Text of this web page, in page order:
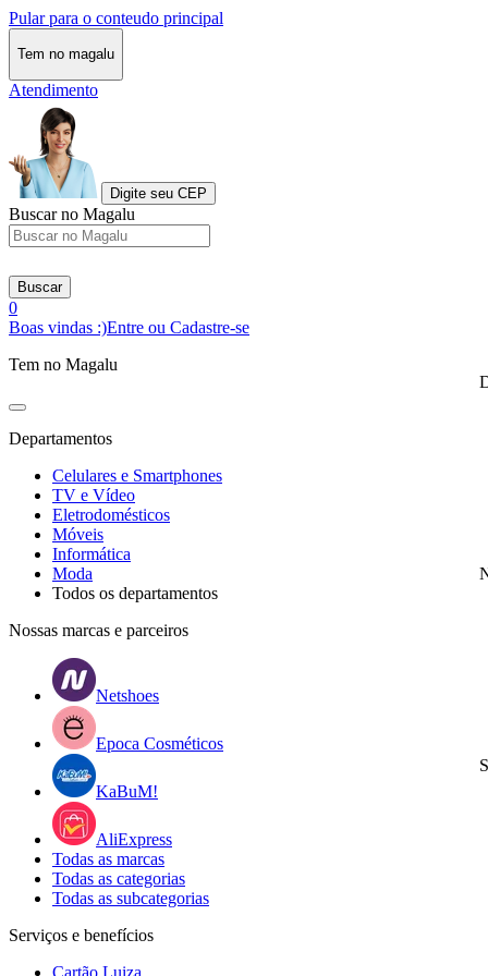
Pular para o conteudo principal
Tem no magalu
Atendimento
Digite seu CEP
Buscar no Magalu
Buscar
0
Boas vindas :)Entre ou Cadastre-se
Tem no Magalu
Departamentos
Celulares e Smartphones
TV e Vídeo
Eletrodomésticos
Móveis
Informática
Moda
Todos os departamentos
Nossas marcas e parceiros
Netshoes
Epoca Cosméticos
KaBuM!
AliExpress
Todas as marcas
Todas as categorias
Todas as subcategorias
Serviços e benefícios
Cartão Luiza